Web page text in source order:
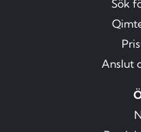
Sök
Anslut